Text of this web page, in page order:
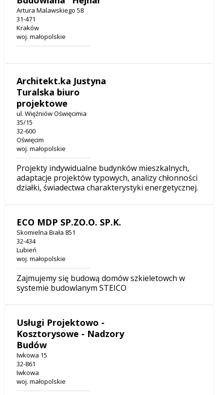
Artura Malawskiego 58
31-471
Kraków
woj. małopolskie
Architekt.ka Justyna
Turalska biuro
projektowe
ul. Więźniów Oświęcimia
35/15
32-600
Oświęcim
woj. małopolskie
Projekty indywidualne budynków mieszkalnych,
adaptacje projektów typowych, analizy chłonności
działki, świadectwa charakterystyki energetycznej.
ECO MDP SP.ZO.O. SP.K.
Skomielna Biała 851
32-434
Lubień
woj. małopolskie
Zajmujemy się budową domów szkieletowch w
systemie budowlanym STEICO
Usługi Projektowo -
Kosztorysowe - Nadzory
Budów
Iwkowa 15
32-861
Iwkowa
woj. małopolskie